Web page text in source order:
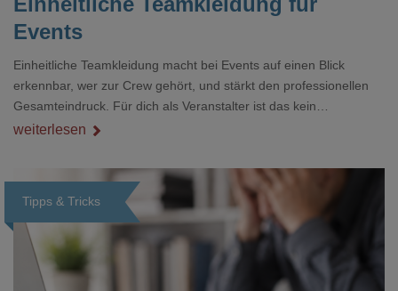
Events
Einheitliche Teamkleidung macht bei Events auf einen Blick
erkennbar, wer zur Crew gehört, und stärkt den professionellen
Gesamteindruck. Für dich als Veranstalter ist das kein
Nebenthema: Bei Textilien mit Stickerei oder mehreren
weiterlesen
Tipps & Tricks